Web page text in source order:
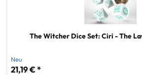
The Witcher Dice Set: Ciri - The
Neu
21,19 € *